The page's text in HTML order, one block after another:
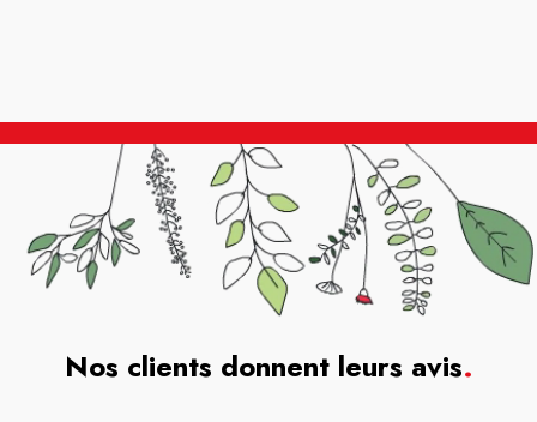
Nos clients donnent leurs avis.